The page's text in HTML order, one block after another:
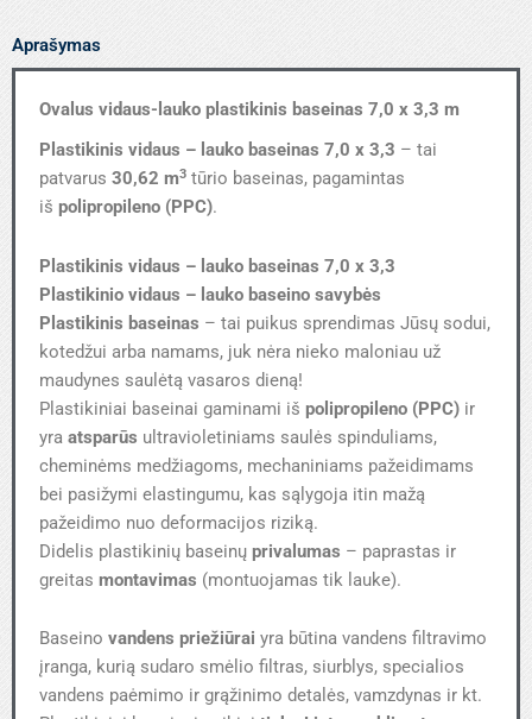
Aprašymas
Ovalus vidaus-lauko plastikinis baseinas 7,0 x 3,3 m
Plastikinis vidaus – lauko baseinas 7,0 x 3,3 – tai
patvarus 30,62 m3 tūrio baseinas, pagamintas
iš polipropileno (PPC).
Plastikinis vidaus – lauko baseinas 7,0 x 3,3
Plastikinio vidaus – lauko baseino savybės
Plastikinis baseinas – tai puikus sprendimas Jūsų sodui,
kotedžui arba namams, juk nėra nieko maloniau už
maudynes saulėtą vasaros dieną!
Plastikiniai baseinai gaminami iš polipropileno (PPC) ir
yra atsparūs ultravioletiniams saulės spinduliams,
cheminėms medžiagoms, mechaniniams pažeidimams
bei pasižymi elastingumu, kas sąlygoja itin mažą
pažeidimo nuo deformacijos riziką.
Didelis plastikinių baseinų privalumas – paprastas ir
greitas montavimas (montuojamas tik lauke).
Baseino vandens priežiūrai yra būtina vandens filtravimo
įranga, kurią sudaro smėlio filtras, siurblys, specialios
vandens paėmimo ir grąžinimo detalės, vamzdynas ir kt.